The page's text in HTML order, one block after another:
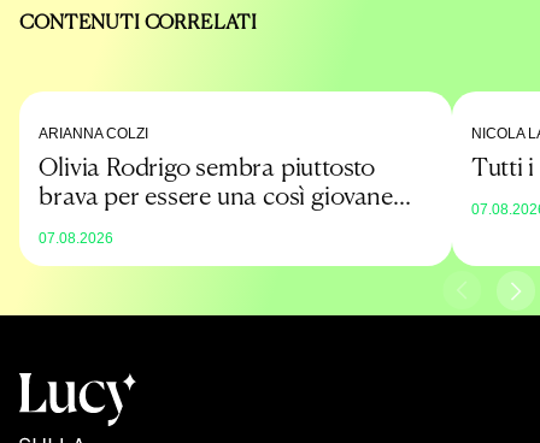
CONTENUTI CORRELATI
ARIANNA COLZI
Olivia Rodrigo sembra piuttosto
brava per essere una così giovane
07.08.2026
NICOLA
Tutti i